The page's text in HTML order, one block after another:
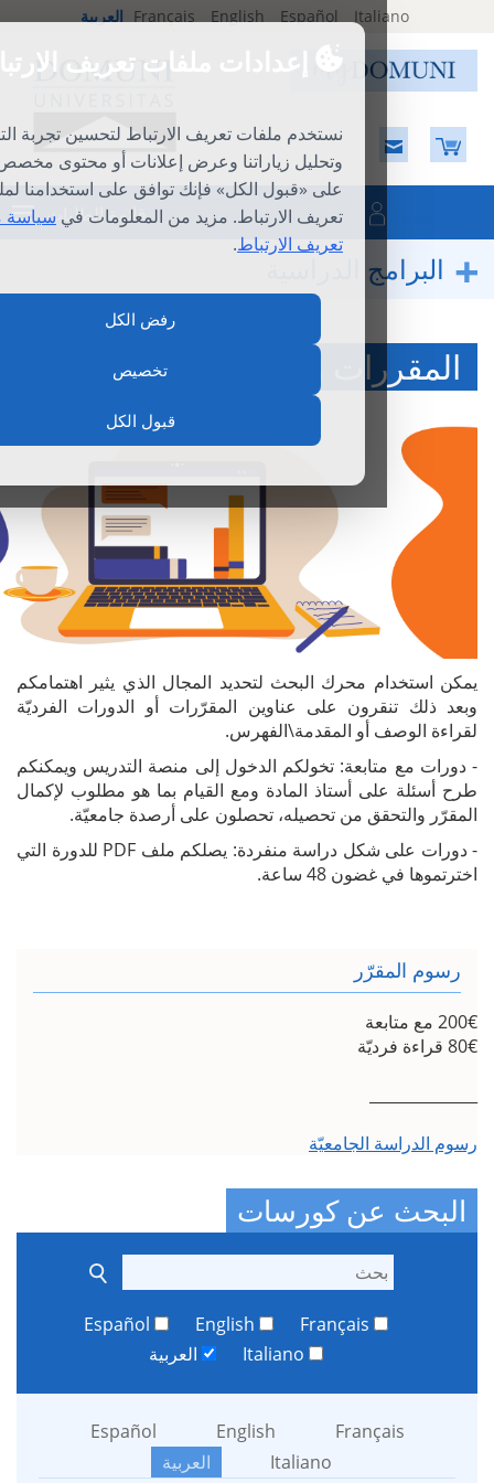
إعدادات ملفات تعريف الارتباط
نستخدم ملفات تعريف الارتباط لتحسين تجربة التصفح
وتحليل زياراتنا وعرض إعلانات أو محتوى مخصص. بالنقر
على «قبول الكل» فإنك توافق على استخدامنا لملفات
تعريف الارتباط. مزيد من المعلومات في سياسة ملفات
تعريف الارتباط .
Français English Español العربية
قائمة الطلبات
الدراسية
والدورات الفرديّة
محرك البحث لتحديد المجال الذي يثير اهتمامكم
على عناوين المقرّرات أو الدورات الفرديّة
أو المقدمة\الفهرس.
تخولكم الدخول إلى منصة التدريس ويمكنكم
أستاذ المادة ومع القيام بما هو مطلوب لإكمال
من تحصيله، تحصلون على أرصدة جامعيّة.
- دورات على شكل دراسة منفردة: يصلكم ملف PDF للدورة التي
48 ساعة.
الجامعيّة
كورسات
English
Español
العربية
English
Español
العربية